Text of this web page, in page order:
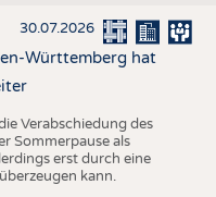
30.07.2026
Württemberg hat
Verabschiedung des
Sommerpause als
erst durch eine
kann.